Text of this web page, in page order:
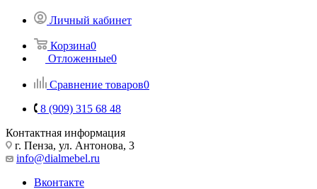
Личный кабинет
Корзина0
Отложенные0
Сравнение товаров0
8 (909) 315 68 48
Контактная информация
г. Пенза, ул. Антонова, 3
info@dialmebel.ru
Вконтакте